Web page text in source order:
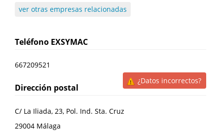
ver otras empresas relacionadas
Teléfono EXSYMAC
667209521
¿Datos incorrectos?
Dirección postal
C/ La Iliada, 23, Pol. Ind. Sta. Cruz
29004 Málaga